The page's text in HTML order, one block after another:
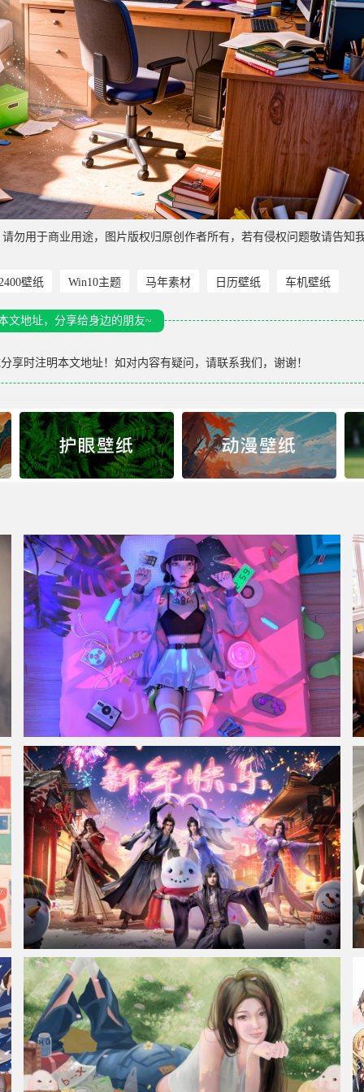
勿用于商业用途，图片版权归原创作者所有，若有侵权问题敬请告知
壁纸 Win10主题 马年素材 日历壁纸 车机壁纸
文地址，分享给身边的朋友~
享时注明本文地址！如对内容有疑问，请联系我们，谢谢！
赛博朋克风格奇幻少女 集原美电脑4k壁纸3840x2160
动画 仙逆 新年快乐 4K高清壁纸